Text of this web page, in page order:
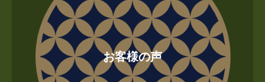
お客様の声